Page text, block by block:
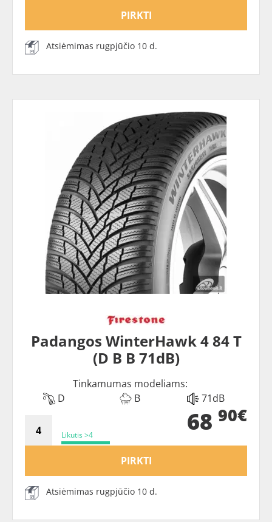
PIRKTI
Atsiėmimas rugpjūčio 10 d.
Padangos WinterHawk 4 84 T
(D B B 71dB)
Tinkamumas modeliams:
D
B 71dB
Likutis >4 68 90€
PIRKTI
Atsiėmimas rugpjūčio 10 d.